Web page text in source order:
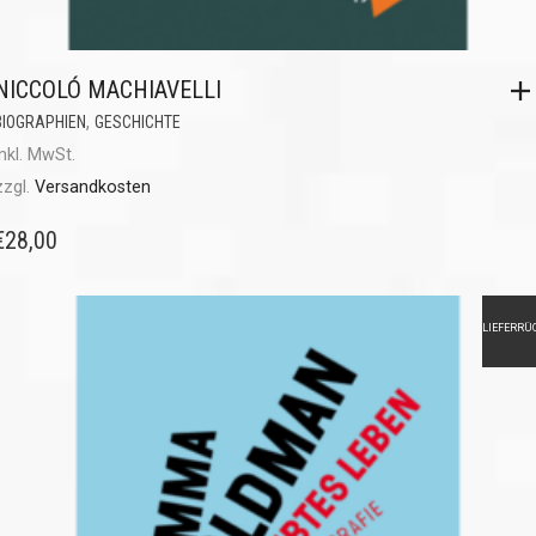
MACHIAVELLI
, GESCHICHTE
MwSt.
Versandkosten
28,00